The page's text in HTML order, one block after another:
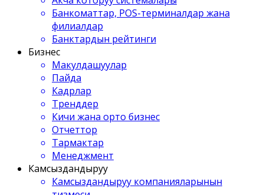
Банкоматтар, POS-терминалдар жана
филиалдар
Банктардын рейтинги
Бизнес
Макулдашуулар
Пайда
Кадрлар
Тренддер
Кичи жана орто бизнес
Отчеттор
Тармактар
Менеджмент
Камсыздандыруу
Камсыздандыруу компанияларынын